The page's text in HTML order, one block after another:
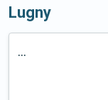
Lugny
...